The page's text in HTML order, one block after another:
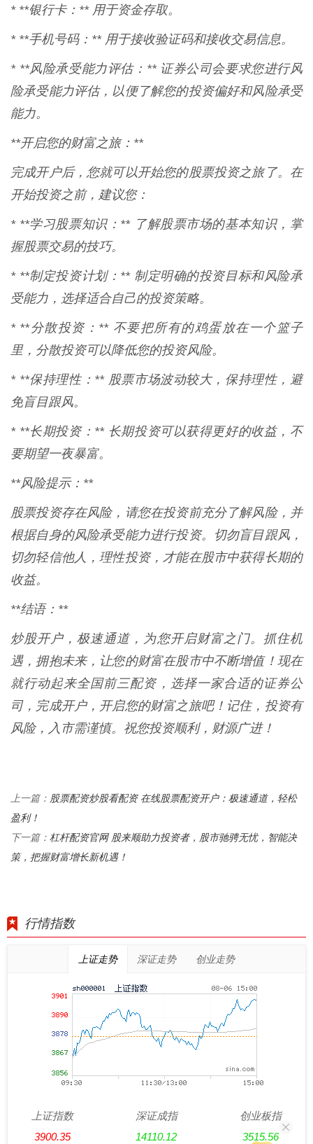
* **银行卡：** 用于资金存取。
* **手机号码：** 用于接收验证码和接收交易信息。
* **风险承受能力评估：** 证券公司会要求您进行风
险承受能力评估，以便了解您的投资偏好和风险承受
能力。
**开启您的财富之旅：**
完成开户后，您就可以开始您的股票投资之旅了。在
开始投资之前，建议您：
* **学习股票知识：** 了解股票市场的基本知识，掌
握股票交易的技巧。
* **制定投资计划：** 制定明确的投资目标和风险承
受能力，选择适合自己的投资策略。
* **分散投资：** 不要把所有的鸡蛋放在一个篮子
里，分散投资可以降低您的投资风险。
* **保持理性：** 股票市场波动较大，保持理性，避
免盲目跟风。
* **长期投资：** 长期投资可以获得更好的收益，不
要期望一夜暴富。
**风险提示：**
股票投资存在风险，请您在投资前充分了解风险，并
根据自身的风险承受能力进行投资。切勿盲目跟风，
切勿轻信他人，理性投资，才能在股市中获得长期的
收益。
**结语：**
炒股开户，极速通道，为您开启财富之门。抓住机
遇，拥抱未来，让您的财富在股市中不断增值！现在
就行动起来全国前三配资，选择一家合适的证券公
司，完成开户，开启您的财富之旅吧！记住，投资有
风险，入市需谨慎。祝您投资顺利，财源广进！
上一篇： 股票配资炒股看配资 在线股票配资开户：极速通道，轻松
盈利！
下一篇： 杠杆配资官网 股来顺助力投资者，股市驰骋无忧，智能决
策，把握财富增长新机遇！
行情指数
上证走势 深证走势 创业走势
上证指数
3900.35
深证成指
14110.12
创业板指
3515.56